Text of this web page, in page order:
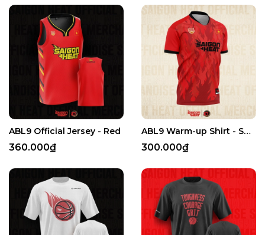
ABL9 Official Jersey - Red
360.000₫
ABL9 Warm-up Shirt - Short Sleeves
300.000₫